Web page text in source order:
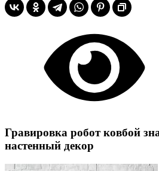
Гравировка робот ковбой
настенный декор